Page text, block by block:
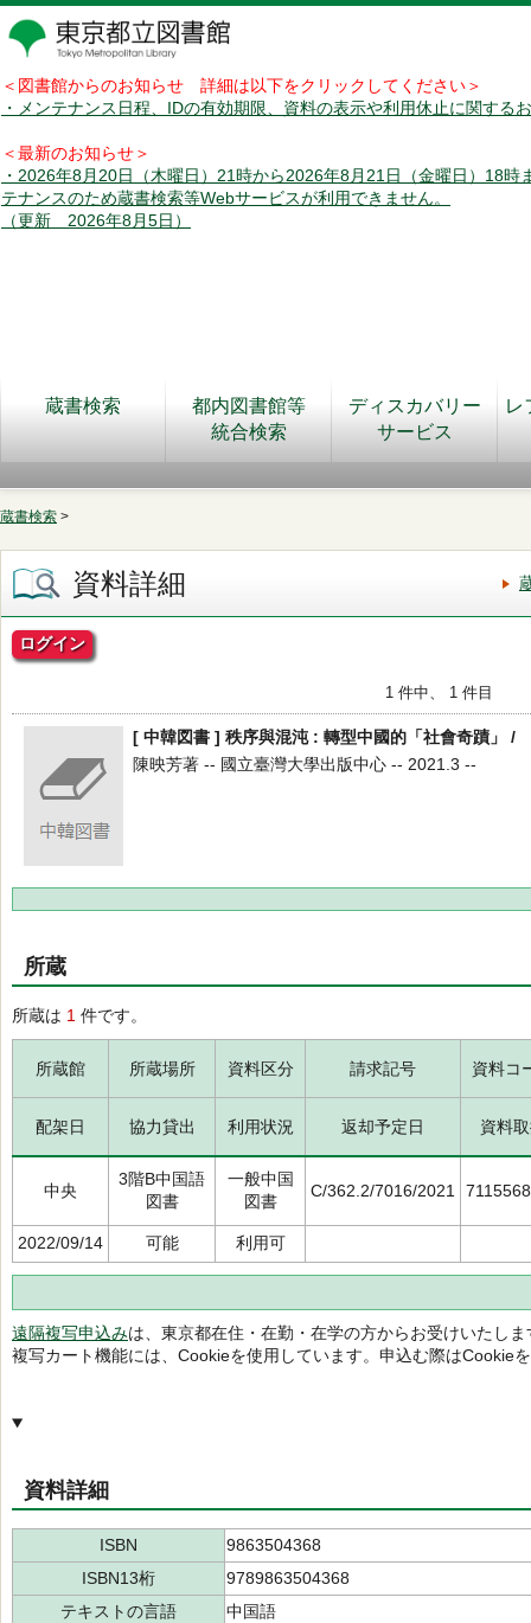
＜図書館からのお知らせ 詳細は以下をクリックしてください＞
・メンテナンス日程、IDの有効期限、資料の表示や利用休止に関する
＜最新のお知らせ＞
・2026年8月20日（木曜日）21時から2026年8月21日（金曜日）18時
テナンスのため蔵書検索等Webサービスが利用できません。
（更新 2026年8月5日）
蔵書検索
都内図書館等
統合検索
ディスカバリー
サービス
レ
蔵書検索 >
資料詳細
ログイン
1 件中、 1 件目
[ 中韓図書 ] 秩序與混沌 : 轉型中國的「社會奇蹟」 /
陳映芳著 -- 國立臺灣大學出版中心 -- 2021.3 --
所蔵
所蔵は 1 件です。
所蔵館 所蔵場所 資料区分 請求記号 資料コ
配架日 協力貸出 利用状況 返却予定日 資料
中央
3階B中国語
図書
一般中国
図書
C/362.2/7016/2021
2022/09/14 可能 利用可
遠隔複写申込みは、東京都在住・在勤・在学の方からお受けいたしま
複写カート機能には、Cookieを使用しています。申込む際はCookie
資料詳細
ISBN
9863504368
ISBN13桁
9789863504368
テキストの言語
中国語